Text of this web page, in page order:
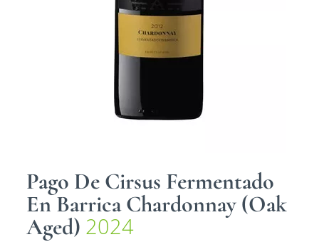
Pago De Cirsus Fermentado
En Barrica Chardonnay (Oak
Aged) 2024